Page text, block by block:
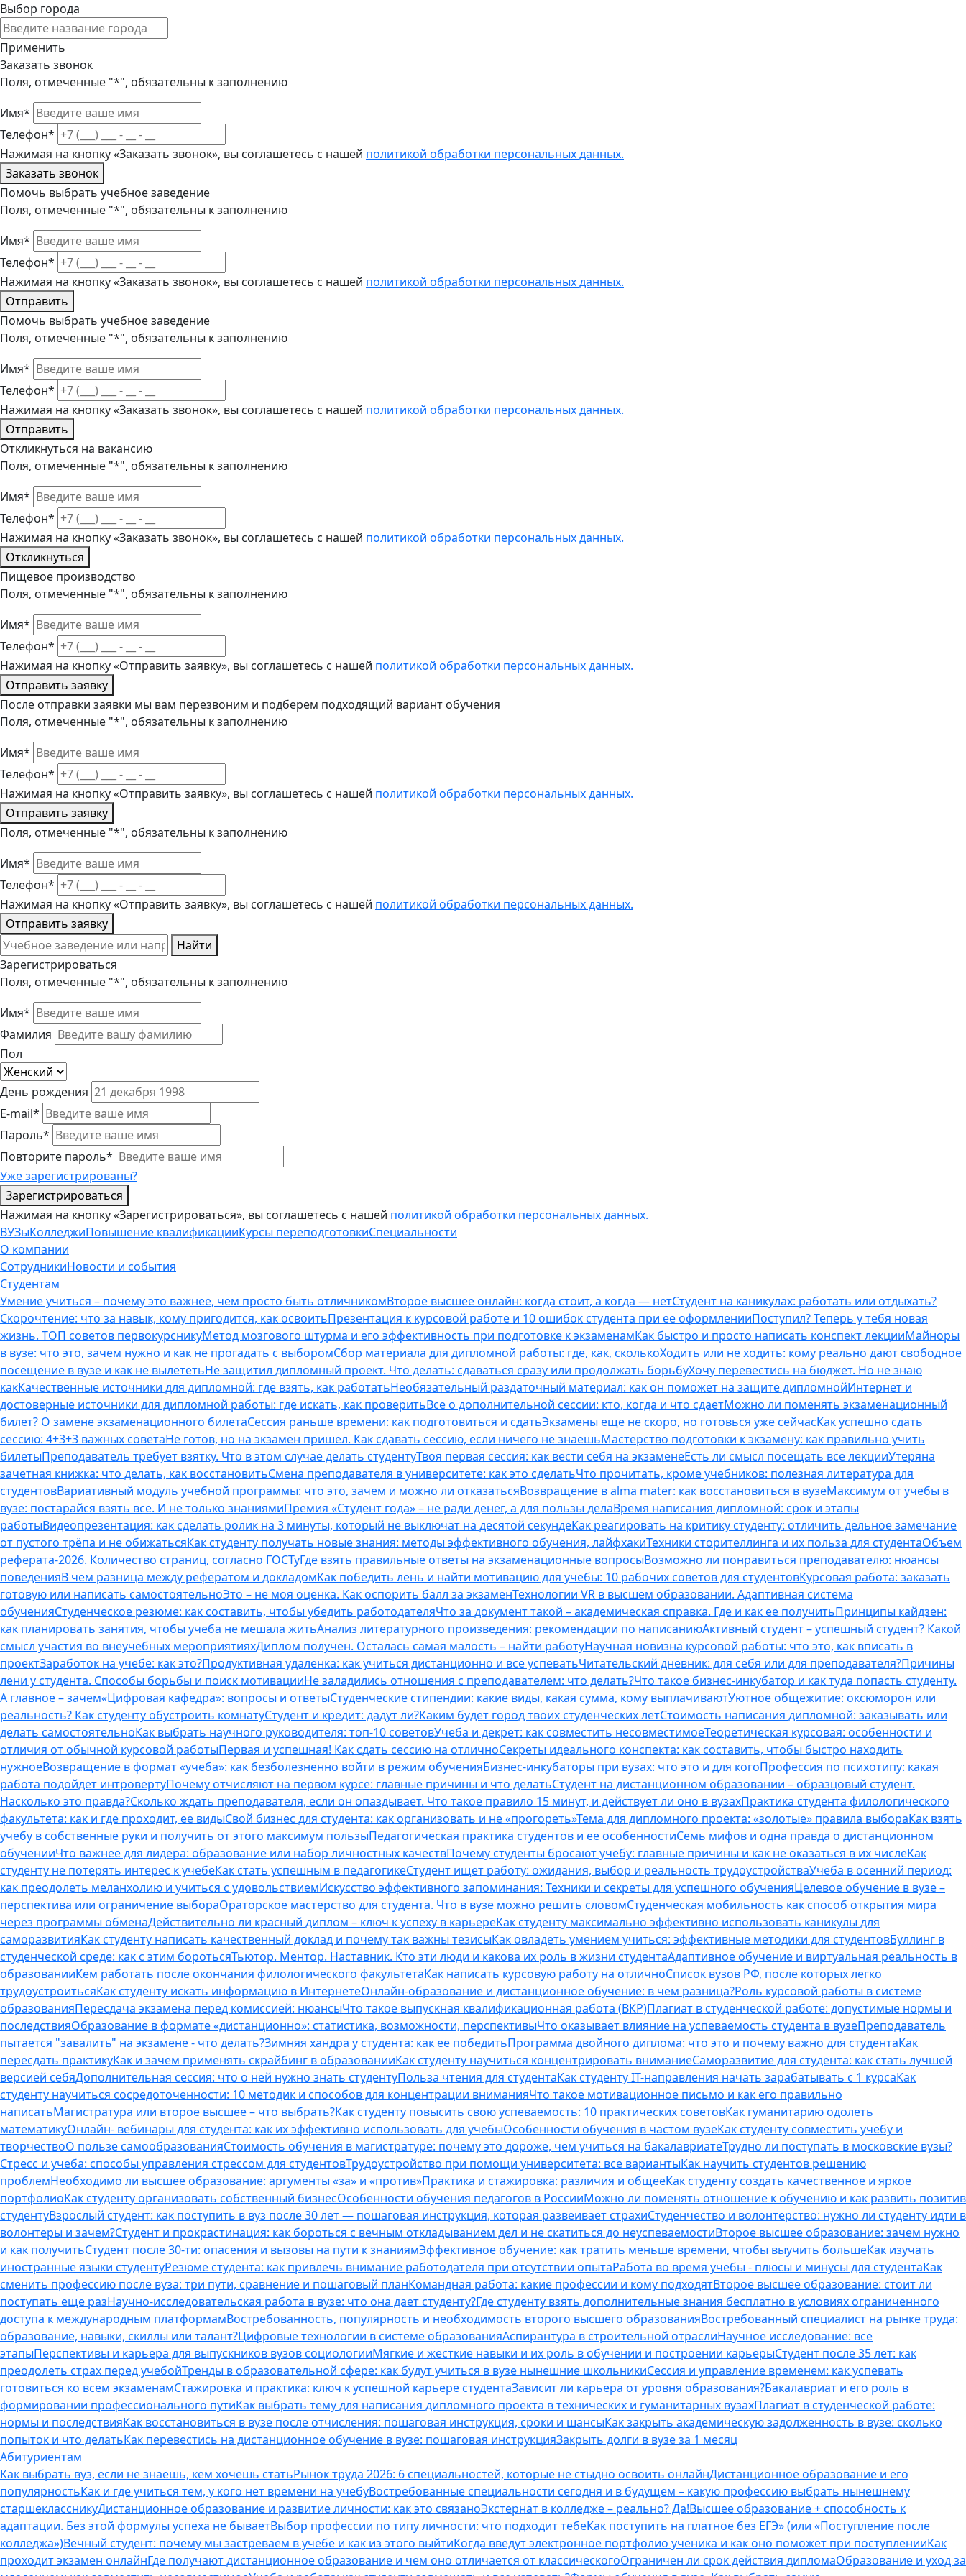
Выбор города
Применить
Заказать звонок
Поля, отмеченные "*", обязательны к заполнению
Имя*
Телефон*
Нажимая на кнопку «Заказать звонок», вы соглашетесь с нашей политикой обработки персональных данных.
Заказать звонок
Помочь выбрать учебное заведение
Поля, отмеченные "*", обязательны к заполнению
Имя*
Телефон*
Нажимая на кнопку «Заказать звонок», вы соглашетесь с нашей политикой обработки персональных данных.
Отправить
Помочь выбрать учебное заведение
Поля, отмеченные "*", обязательны к заполнению
Имя*
Телефон*
Нажимая на кнопку «Заказать звонок», вы соглашетесь с нашей политикой обработки персональных данных.
Отправить
Откликнуться на вакансию
Поля, отмеченные "*", обязательны к заполнению
Имя*
Телефон*
Нажимая на кнопку «Заказать звонок», вы соглашетесь с нашей политикой обработки персональных данных.
Откликнуться
Пищевое производство
Поля, отмеченные "*", обязательны к заполнению
Имя*
Телефон*
Нажимая на кнопку «Отправить заявку», вы соглашетесь с нашей политикой обработки персональных данных.
Отправить заявку
После отправки заявки мы вам перезвоним и подберем подходящий вариант обучения
Поля, отмеченные "*", обязательны к заполнению
Имя*
Телефон*
Нажимая на кнопку «Отправить заявку», вы соглашетесь с нашей политикой обработки персональных данных.
Отправить заявку
Поля, отмеченные "*", обязательны к заполнению
Имя*
Телефон*
Нажимая на кнопку «Отправить заявку», вы соглашетесь с нашей политикой обработки персональных данных.
Отправить заявку
Найти
Зарегистрироваться
Поля, отмеченные "*", обязательны к заполнению
Имя*
Фамилия
Пол
День рождения
E-mail*
Пароль*
Повторите пароль*
Уже зарегистрированы?
Зарегистрироваться
Нажимая на кнопку «Зарегистрироваться», вы соглашетесь с нашей политикой обработки персональных данных.
ВУЗыКолледжиПовышение квалификацииКурсы переподготовкиСпециальности
О компании
СотрудникиНовости и события
Студентам
Умение учиться – почему это важнее, чем просто быть отличникомВторое высшее онлайн: когда стоит, а когда — нетСтудент на каникулах: работать или отдыхать?
Скорочтение: что за навык, кому пригодится, как освоитьПрезентация к курсовой работе и 10 ошибок студента при ее оформленииПоступил? Теперь у тебя новая
жизнь. ТОП советов первокурсникуМетод мозгового штурма и его эффективность при подготовке к экзаменамКак быстро и просто написать конспект лекцииМайноры
в вузе: что это, зачем нужно и как не прогадать с выборомСбор материала для дипломной работы: где, как, сколькоХодить или не ходить: кому реально дают свободное
посещение в вузе и как не вылететьНе защитил дипломный проект. Что делать: сдаваться сразу или продолжать борьбуХочу перевестись на бюджет. Но не знаю
какКачественные источники для дипломной: где взять, как работатьНеобязательный раздаточный материал: как он поможет на защите дипломнойИнтернет и
достоверные источники для дипломной работы: где искать, как проверитьВсе о дополнительной сессии: кто, когда и что сдаетМожно ли поменять экзаменационный
билет? О замене экзаменационного билетаСессия раньше времени: как подготовиться и сдатьЭкзамены еще не скоро, но готовься уже сейчасКак успешно сдать
сессию: 4+3+3 важных советаНе готов, но на экзамен пришел. Как сдавать сессию, если ничего не знаешьМастерство подготовки к экзамену: как правильно учить
билетыПреподаватель требует взятку. Что в этом случае делать студентуТвоя первая сессия: как вести себя на экзаменеЕсть ли смысл посещать все лекцииУтеряна
зачетная книжка: что делать, как восстановитьСмена преподавателя в университете: как это сделатьЧто прочитать, кроме учебников: полезная литература для
студентовВариативный модуль учебной программы: что это, зачем и можно ли отказатьсяВозвращение в alma mater: как восстановиться в вузеМаксимум от учебы в
вузе: постарайся взять все. И не только знаниямиПремия «Студент года» – не ради денег, а для пользы делаВремя написания дипломной: срок и этапы
работыВидеопрезентация: как сделать ролик на 3 минуты, который не выключат на десятой секундеКак реагировать на критику студенту: отличить дельное замечание
от пустого трёпа и не обижатьсяКак студенту получать новые знания: методы эффективного обучения, лайфхакиТехники сторителлинга и их польза для студентаОбъем
реферата-2026. Количество страниц, согласно ГОСТуГде взять правильные ответы на экзаменационные вопросыВозможно ли понравиться преподавателю: нюансы
поведенияВ чем разница между рефератом и докладомКак победить лень и найти мотивацию для учебы: 10 рабочих советов для студентовКурсовая работа: заказать
готовую или написать самостоятельноЭто – не моя оценка. Как оспорить балл за экзаменТехнологии VR в высшем образовании. Адаптивная система
обученияСтуденческое резюме: как составить, чтобы убедить работодателяЧто за документ такой – академическая справка. Где и как ее получитьПринципы кайдзен:
как планировать занятия, чтобы учеба не мешала житьАнализ литературного произведения: рекомендации по написаниюАктивный студент – успешный студент? Какой
смысл участия во внеучебных мероприятияхДиплом получен. Осталась самая малость – найти работуНаучная новизна курсовой работы: что это, как вписать в
проектЗаработок на учебе: как это?Продуктивная удаленка: как учиться дистанционно и все успеватьЧитательский дневник: для себя или для преподавателя?Причины
лени у студента. Способы борьбы и поиск мотивацииНе заладились отношения с преподавателем: что делать?Что такое бизнес-инкубатор и как туда попасть студенту.
А главное – зачем«Цифровая кафедра»: вопросы и ответыСтуденческие стипендии: какие виды, какая сумма, кому выплачиваютУютное общежитие: оксюморон или
реальность? Как студенту обустроить комнатуСтудент и кредит: дадут ли?Каким будет город твоих студенческих летСтоимость написания дипломной: заказывать или
делать самостоятельноКак выбрать научного руководителя: топ-10 советовУчеба и декрет: как совместить несовместимоеТеоретическая курсовая: особенности и
отличия от обычной курсовой работыПервая и успешная! Как сдать сессию на отличноСекреты идеального конспекта: как составить, чтобы быстро находить
нужноеВозвращение в формат «учеба»: как безболезненно войти в режим обученияБизнес-инкубаторы при вузах: что это и для когоПрофессия по психотипу: какая
работа подойдет интровертуПочему отчисляют на первом курсе: главные причины и что делатьСтудент на дистанционном образовании – образцовый студент.
Насколько это правда?Сколько ждать преподавателя, если он опаздывает. Что такое правило 15 минут, и действует ли оно в вузахПрактика студента филологического
факультета: как и где проходит, ее видыСвой бизнес для студента: как организовать и не «прогореть»Тема для дипломного проекта: «золотые» правила выбораКак взять
учебу в собственные руки и получить от этого максимум пользыПедагогическая практика студентов и ее особенностиСемь мифов и одна правда о дистанционном
обученииЧто важнее для лидера: образование или набор личностных качествПочему студенты бросают учебу: главные причины и как не оказаться в их числеКак
студенту не потерять интерес к учебеКак стать успешным в педагогикеСтудент ищет работу: ожидания, выбор и реальность трудоустройстваУчеба в осенний период:
как преодолеть меланхолию и учиться с удовольствиемИскусство эффективного запоминания: Техники и секреты для успешного обученияЦелевое обучение в вузе –
перспектива или ограничение выбораОраторское мастерство для студента. Что в вузе можно решить словомСтуденческая мобильность как способ открытия мира
через программы обменаДействительно ли красный диплом – ключ к успеху в карьереКак студенту максимально эффективно использовать каникулы для
саморазвитияКак студенту написать качественный доклад и почему так важны тезисыКак овладеть умением учиться: эффективные методики для студентовБуллинг в
студенческой среде: как с этим боротьсяТьютор. Ментор. Наставник. Кто эти люди и какова их роль в жизни студентаАдаптивное обучение и виртуальная реальность в
образованииКем работать после окончания филологического факультетаКак написать курсовую работу на отличноСписок вузов РФ, после которых легко
трудоустроитьсяКак студенту искать информацию в ИнтернетеОнлайн-образование и дистанционное обучение: в чем разница?Роль курсовой работы в системе
образованияПересдача экзамена перед комиссией: нюансыЧто такое выпускная квалификационная работа (ВКР)Плагиат в студенческой работе: допустимые нормы и
последствияОбразование в формате «дистанционно»: статистика, возможности, перспективыЧто оказывает влияние на успеваемость студента в вузеПреподаватель
пытается "завалить" на экзамене - что делать?Зимняя хандра у студента: как ее победитьПрограмма двойного диплома: что это и почему важно для студентаКак
пересдать практикуКак и зачем применять скрайбинг в образованииКак студенту научиться концентрировать вниманиеСаморазвитие для студента: как стать лучшей
версией себяДополнительная сессия: что о ней нужно знать студентуПольза чтения для студентаКак студенту IT-направления начать зарабатывать с 1 курсаКак
студенту научиться сосредоточенности: 10 методик и способов для концентрации вниманияЧто такое мотивационное письмо и как его правильно
написатьМагистратура или второе высшее – что выбрать?Как студенту повысить свою успеваемость: 10 практических советовКак гуманитарию одолеть
математикуОнлайн- вебинары для студента: как их эффективно использовать для учебыОсобенности обучения в частом вузеКак студенту совместить учебу и
творчествоО пользе самообразованияСтоимость обучения в магистратуре: почему это дороже, чем учиться на бакалавриатеТрудно ли поступать в московские вузы?
Стресс и учеба: способы управления стрессом для студентовТрудоустройство при помощи университета: все вариантыКак научить студентов решению
проблемНеобходимо ли высшее образование: аргументы «за» и «против»Практика и стажировка: различия и общееКак студенту создать качественное и яркое
портфолиоКак студенту организовать собственный бизнесОсобенности обучения педагогов в РоссииМожно ли поменять отношение к обучению и как развить позитив
студентуВзрослый студент: как поступить в вуз после 30 лет — пошаговая инструкция, которая развеивает страхиСтуденчество и волонтерство: нужно ли cтуденту идти в
волонтеры и зачем?Студент и прокрастинация: как бороться с вечным откладыванием дел и не скатиться до неуспеваемостиВторое высшее образование: зачем нужно
и как получитьСтудент после 30-ти: опасения и вызовы на пути к знаниямЭффективное обучение: как тратить меньше времени, чтобы выучить большеКак изучать
иностранные языки студентуРезюме студента: как привлечь внимание работодателя при отсутствии опытаРабота во время учебы - плюсы и минусы для студентаКак
сменить профессию после вуза: три пути, сравнение и пошаговый планКомандная работа: какие профессии и кому подходятВторое высшее образование: стоит ли
поступать еще разНаучно-исследовательская работа в вузе: что она дает студенту?Где студенту взять дополнительные знания бесплатно в условиях ограниченного
доступа к международным платформамВостребованность, популярность и необходимость второго высшего образованияВостребованный специалист на рынке труда:
образование, навыки, скиллы или талант?Цифровые технологии в системе образованияАспирантура в строительной отраслиНаучное исследование: все
этапыПерспективы и карьера для выпускников вузов социологииМягкие и жесткие навыки и их роль в обучении и построении карьерыСтудент после 35 лет: как
преодолеть страх перед учебойТренды в образовательной сфере: как будут учиться в вузе нынешние школьникиСессия и управление временем: как успевать
готовиться ко всем экзаменамСтажировка и практика: ключ к успешной карьере студентаЗависит ли карьера от уровня образования?Бакалавриат и его роль в
формировании профессионального путиКак выбрать тему для написания дипломного проекта в технических и гуманитарных вузахПлагиат в студенческой работе:
нормы и последствияКак восстановиться в вузе после отчисления: пошаговая инструкция, сроки и шансыКак закрыть академическую задолженность в вузе: сколько
попыток и что делатьКак перевестись на дистанционное обучение в вузе: пошаговая инструкцияЗакрыть долги в вузе за 1 месяц
Абитуриентам
Как выбрать вуз, если не знаешь, кем хочешь статьРынок труда 2026: 6 специальностей, которые не стыдно освоить онлайнДистанционное образование и его
популярностьКак и где учиться тем, у кого нет времени на учебуВостребованные специальности сегодня и в будущем – какую профессию выбрать нынешнему
старшеклассникуДистанционное образование и развитие личности: как это связаноЭкстернат в колледже – реально? Да!Высшее образование + способность к
адаптации. Без этой формулы успеха не бываетВыбор профессии по типу личности: что подходит тебеКак поступить на платное без ЕГЭ» (или «Поступление после
колледжа»)Вечный студент: почему мы застреваем в учебе и как из этого выйтиКогда введут электронное портфолио ученика и как оно поможет при поступленииКак
проходит экзамен онлайнГде получают дистанционное образование и чем оно отличается от классическогоОграничен ли срок действия дипломаОбразование и уход за